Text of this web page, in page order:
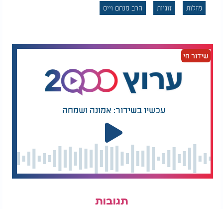
מזלות זוגיות הרב מנחם וייס
שידור חי
עכשיו בשידור: אמונה ושמחה
תגובות